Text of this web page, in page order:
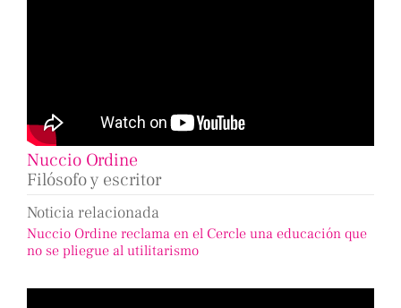
Nuccio Ordine
Filósofo y escritor
Noticia relacionada
Nuccio Ordine reclama en el Cercle una educación que
no se pliegue al utilitarismo